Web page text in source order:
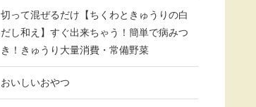
切って混ぜるだけ【ちくわときゅうりの白
だし和え】すぐ出来ちゃう！簡単で病みつ
き！きゅうり大量消費・常備野菜
おいしいおやつ